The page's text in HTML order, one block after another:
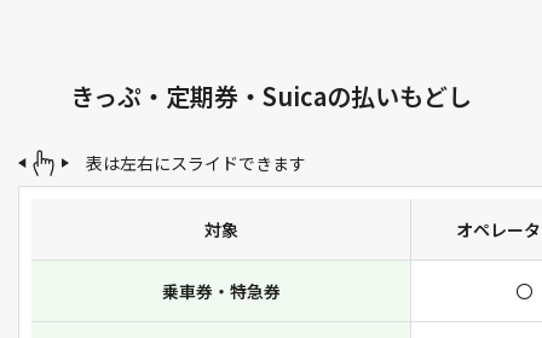
きっぷ・定期券・Suicaの払いもどし
表は左右にスライドできます
対象 オペレー
乗車券・特急券 〇